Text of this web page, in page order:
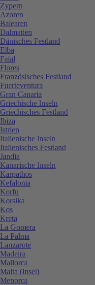
Zypern
Azoren
Balearen
Dalmatien
Dänisches Festland
Elba
Faial
Flores
Französisches Festland
Fuerteventura
Gran Canaria
Griechische Inseln
Griechisches Festland
Ibiza
Istrien
Italienische Inseln
Italienisches Festland
Jandia
Kanarische Inseln
Karpathos
Kefalonia
Korfu
Korsika
Kos
Kreta
La Gomera
La Palma
Lanzarote
Madeira
Mallorca
Malta (Insel)
Menorca